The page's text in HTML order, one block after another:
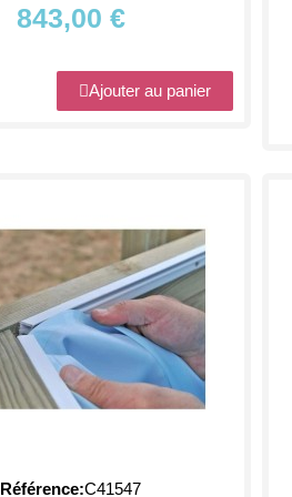
843,00 €
Ajouter au panier
Référence C41547